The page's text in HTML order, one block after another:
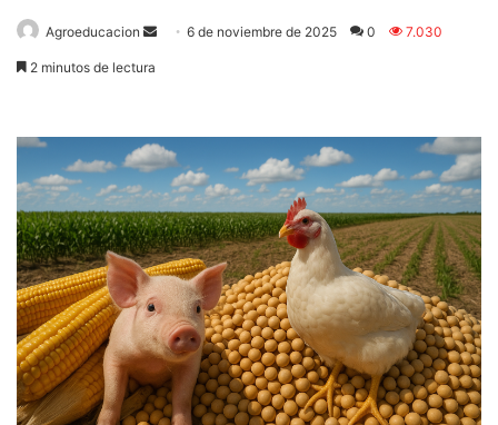
Agroeducacion
Send6 de noviembre de 2025 0 7.030
2 minutos de lectura